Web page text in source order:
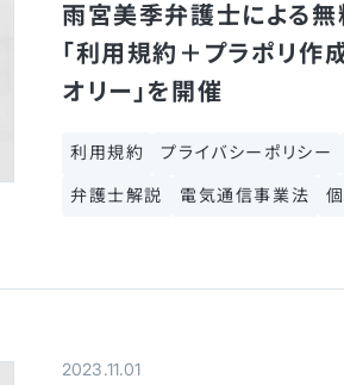
雨宮美季弁護士による無
「利用規約＋プラポリ作
オリー」を開催
利用規約 プライバシーポリシー
弁護士解説 電気通信事業法
2023.11.01